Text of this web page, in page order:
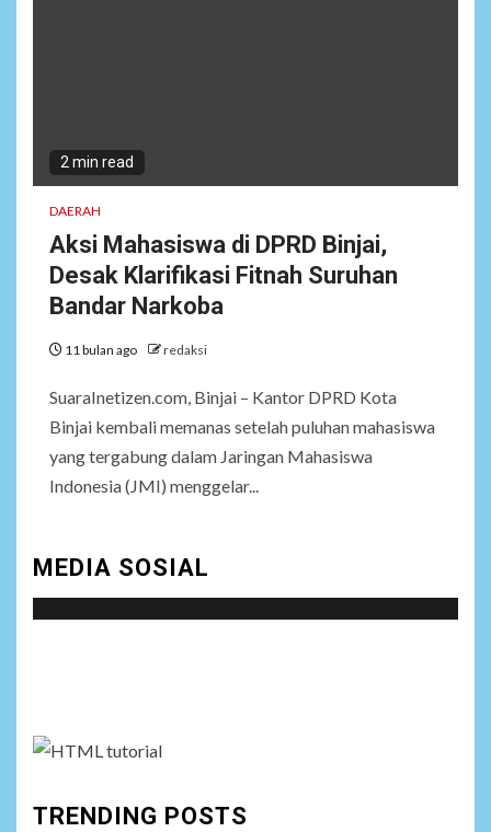
2 min read
DAERAH
Aksi Mahasiswa di DPRD Binjai,
Desak Klarifikasi Fitnah Suruhan
Bandar Narkoba
11 bulan ago redaksi
SuaraInetizen.com, Binjai – Kantor DPRD Kota
Binjai kembali memanas setelah puluhan mahasiswa
yang tergabung dalam Jaringan Mahasiswa
Indonesia (JMI) menggelar...
MEDIA SOSIAL
TRENDING POSTS